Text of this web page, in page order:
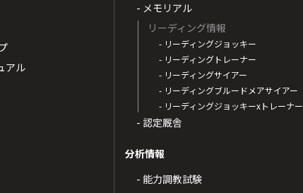
アル
- メモリアル
リーディング情報
- リーディングジョッキー
- リーディングトレーナー
- リーディングサイアー
- リーディングブルードメアサイアー
- リーディングジョッキーxトレーナー
- 認定厩舎
分析情報
- 能力調教試験